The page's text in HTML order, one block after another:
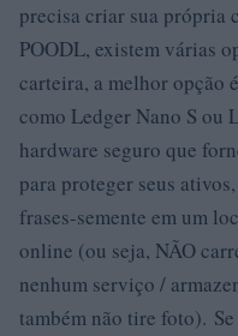
precisa criar sua própria
POODL, existem várias
carteira, a melhor opção
como Ledger Nano S ou
hardware seguro que
para proteger seus
frases-semente em um
online (ou seja, NÃO
nenhum serviço /
também não tire foto).